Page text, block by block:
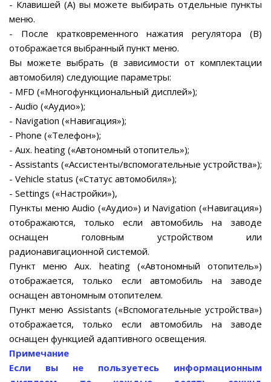
- Клавишей (А) вы можете выбирать отдельные пункты
меню.
- После кратковременного нажатия регулятора (В)
отображается выбранный пункт меню.
Вы можете выбрать (в зависимости от комплектации
автомобиля) следующие параметры:
- MFD («Многофункциональный дисплей»);
- Audio («Аудио»);
- Navigation («Навигация»);
- Phone («Телефон»);
- Aux. heating («Автономный отопитель»);
- Assistants («Ассистенты/вспомогательные устройства»);
- Vehicle status («Статус автомобиля»);
- Settings («Настройки»),
Пункты меню Audio («Аудио») и Navigation («Навигация»)
отображаются, только если автомобиль на заводе
оснащен головным устройством или
радионавигационной системой.
Пункт меню Aux. heating («Автономный отопитель»)
отображается, только если автомобиль на заводе
оснащен автономным отопителем.
Пункт меню Assistants («Вспомогательные устройства»)
отображается, только если автомобиль на заводе
оснащен функцией адаптивного освещения.
Примечание
Если вы не пользуетесь информационным